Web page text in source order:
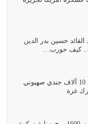
القرآن على أصله
تكون نقاط الضعف
أخرجت للناس بالنهوض
القائد حسين بدر الدين
كيف حورب…
صحيفة هآرتس: أكثر من 10 آلاف جندي صهيوني
غزة